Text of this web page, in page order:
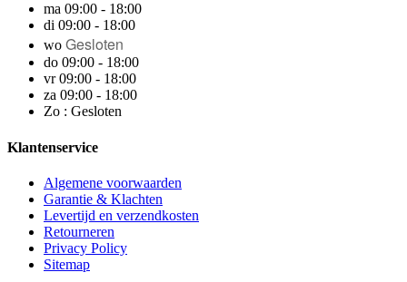
ma 09:00 - 18:00
di 09:00 - 18:00
wo Gesloten
do 09:00 - 18:00
vr 09:00 - 18:00
za 09:00 - 18:00
Zo : Gesloten
Klantenservice
Algemene voorwaarden
Garantie & Klachten
Levertijd en verzendkosten
Retourneren
Privacy Policy
Sitemap